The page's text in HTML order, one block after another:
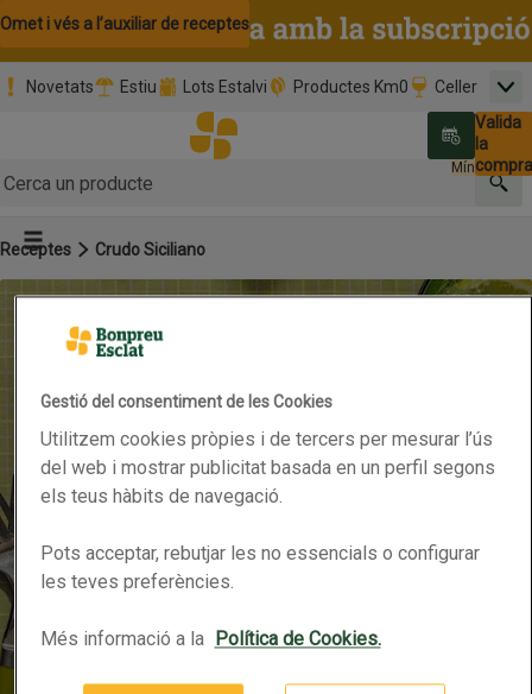
Omet i vés al contingut
Omet i vés a la cerca
Omet i vés al peu de pàgina
Omet i vés a l’auxiliar de receptes
Novetats Estiu Lots Estalvi Productes Km0 Celler
Promoció clients nous Tria data
Valida
la
compra
0,00 €
Mínim:
Botó del menú principal
Receptes Crudo Siciliano
Gestió del consentiment de les Cookies
Utilitzem cookies pròpies i de tercers per mesurar l’ús
del web i mostrar publicitat basada en un perfil segons
els teus hàbits de navegació.
Pots acceptar, rebutjar les no essencials o configurar
les teves preferències.
Més informació a la Política de Cookies.